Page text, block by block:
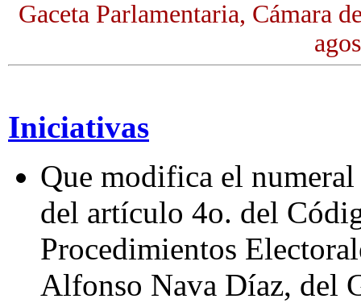
Gaceta Parlamentaria, Cámara
Iniciativas
Que modifica el
del artículo 4o. del
Procedimientos
Alfonso Nava Díaz, del